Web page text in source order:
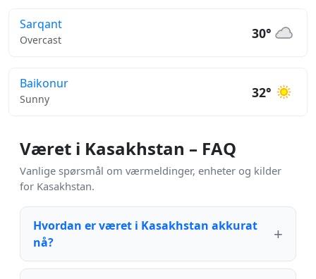
Sarqant
Overcast 30°
Baikonur
Sunny 32°
Været i Kasakhstan – FAQ
Vanlige spørsmål om værmeldinger, enheter og kilder
for Kasakhstan.
Hvordan er været i Kasakhstan akkurat
nå?